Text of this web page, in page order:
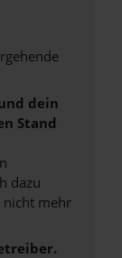
dein
Stand
dazu
nicht mehr